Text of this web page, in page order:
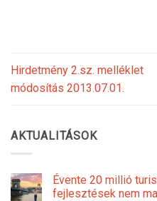
Hirdetmény 2.sz. melléklet
módosítás 2013.07.01.
AKTUALITÁSOK
Évente 20 millió
fejlesztések nem